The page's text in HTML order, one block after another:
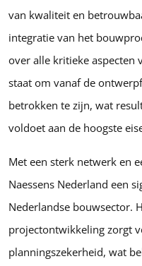
van kwaliteit en
integratie van het
over alle kritieke aspecten
staat om vanaf de
betrokken te zijn, wat
voldoet aan de hoogste
Met een sterk netwerk en
Naessens Nederland een
Nederlandse bouwsector.
projectontwikkeling zorgt
planningszekerheid, wat